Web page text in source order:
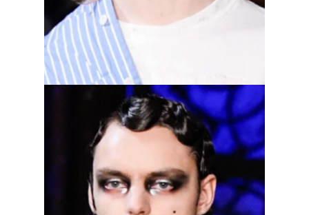
Wilen.